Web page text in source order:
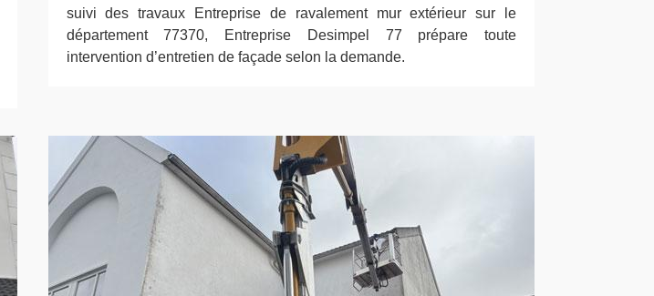
suivi des travaux Entreprise de ravalement mur extérieur sur le
département 77370, Entreprise Desimpel 77 prépare toute
intervention d’entretien de façade selon la demande.